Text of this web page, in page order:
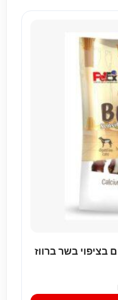
בציפוי בשר ברווז